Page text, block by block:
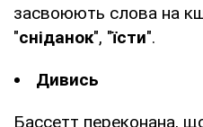
засвоюють слова на
"сніданок", "їсти".
Дивись
Бассетт переконана,